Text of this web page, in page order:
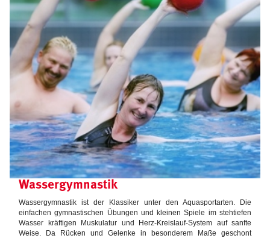
Wassergymnastik
Wassergymnastik ist der Klassiker unter den Aquasportarten. Die
einfachen gymnastischen Übungen und kleinen Spiele im stehtiefen
Wasser kräftigen Muskulatur und Herz-Kreislauf-System auf sanfte
Weise. Da Rücken und Gelenke in besonderem Maße geschont